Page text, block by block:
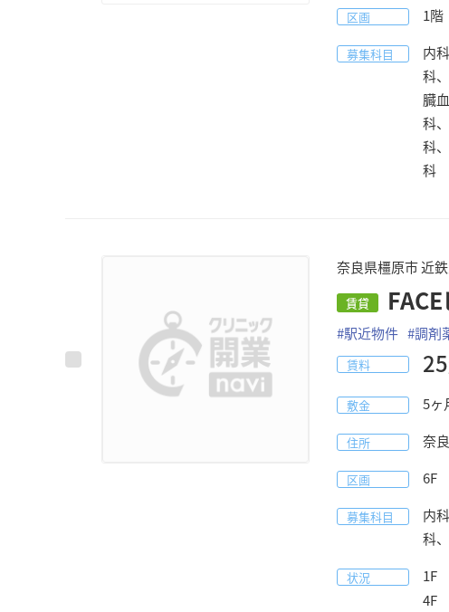
区画 1階
募集科目
内
科
臓
科
科
科
奈良県橿原市 近
賃貸
#駅近物件 #調剤
賃料 25
敷金 5ヶ
住所 奈
区画 6F
募集科目
内
科
状況 1F
4F